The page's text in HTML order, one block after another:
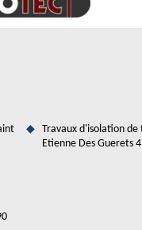
Travaux d'isolation
Etienne Des Guerets